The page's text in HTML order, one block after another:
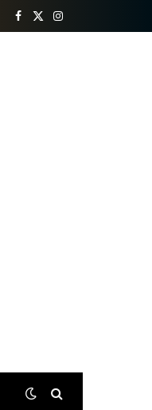
Facebook
X
Instagram